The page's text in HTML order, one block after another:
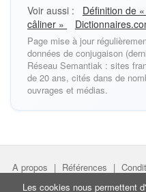
Voir aussi : Définition de
câliner »
Page mise à jour
données de conjugaison
Réseau Semantiak : sites
de 20 ans, cités dans de
ouvrages et médias.
A propos | Références |
Faire un
Les cookies nous permettent